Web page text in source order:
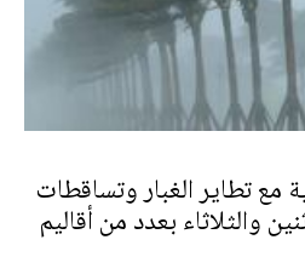
مع تطاير الغبار وتساقطات
والثلاثاء بعدد من أقاليم